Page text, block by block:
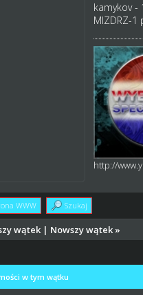
kamykov -
MIZDRZ-1
http://
WWW Szukaj
wątek | Nowszy wątek »
w tym wątku